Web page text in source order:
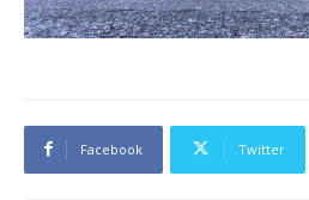
Facebook Twitter